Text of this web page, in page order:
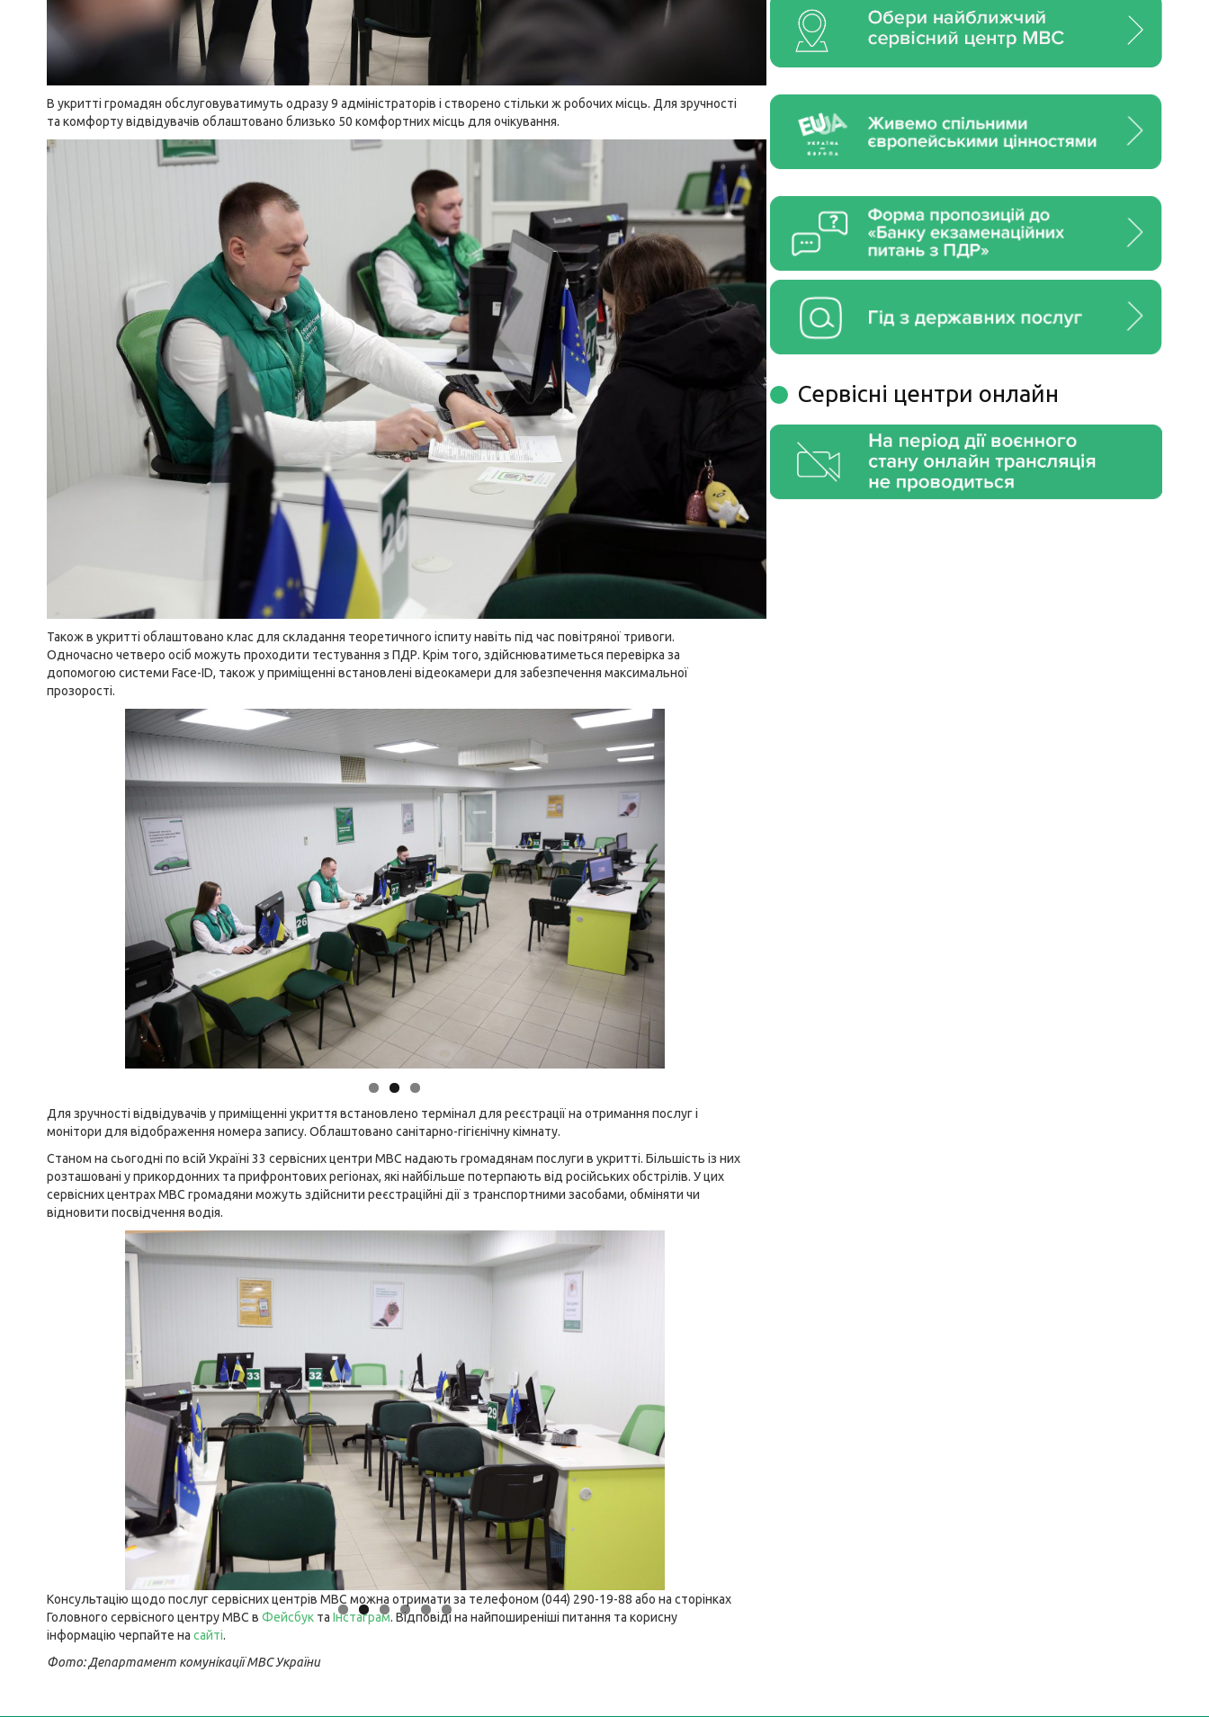
В укритті громадян обслуговуватимуть одразу 9 адміністраторів і створено стільки ж робочих місць. Для зручності
та комфорту відвідувачів облаштовано близько 50 комфортних місць для очікування.
Також в укритті облаштовано клас для складання теоретичного іспиту навіть під час повітряної тривоги.
Одночасно четверо осіб можуть проходити тестування з ПДР. Крім того, здійснюватиметься перевірка за
допомогою системи Face-ID, також у приміщенні встановлені відеокамери для забезпечення максимальної
прозорості.
Для зручності відвідувачів у приміщенні укриття встановлено термінал для реєстрації на отримання послуг і
монітори для відображення номера запису. Облаштовано санітарно-гігієнічну кімнату.
Станом на сьогодні по всій Україні 33 сервісних центри МВС надають громадянам послуги в укритті. Більшість із них
розташовані у прикордонних та прифронтових регіонах, які найбільше потерпають від російських обстрілів. У цих
сервісних центрах МВС громадяни можуть здійснити реєстраційні дії з транспортними засобами, обміняти чи
відновити посвідчення водія.
Консультацію щодо послуг сервісних центрів МВС можна отримати за телефоном (044) 290-19-88 або на сторінках
Головного сервісного центру МВС в Фейсбук та Інстаграм. Відповіді на найпоширеніші питання та корисну
інформацію черпайте на сайті.
Фото: Департамент комунікації МВС України
Сервiснi центри онлайн